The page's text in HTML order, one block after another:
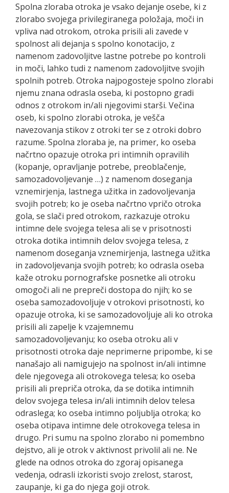
Spolna zloraba otroka je vsako dejanje osebe, ki z
zlorabo svojega privilegiranega položaja, moči in
vpliva nad otrokom, otroka prisili ali zavede v
spolnost ali dejanja s spolno konotacijo, z
namenom zadovoljitve lastne potrebe po kontroli
in moči, lahko tudi z namenom zadovoljitve svojih
spolnih potreb. Otroka najpogosteje spolno zlorabi
njemu znana odrasla oseba, ki postopno gradi
odnos z otrokom in/ali njegovimi starši. Večina
oseb, ki spolno zlorabi otroka, je vešča
navezovanja stikov z otroki ter se z otroki dobro
razume. Spolna zloraba je, na primer, ko oseba
načrtno opazuje otroka pri intimnih opravilih
(kopanje, opravljanje potrebe, preoblačenje,
samozadovoljevanje …) z namenom doseganja
vznemirjenja, lastnega užitka in zadovoljevanja
svojih potreb; ko je oseba načrtno vpričo otroka
gola, se slači pred otrokom, razkazuje otroku
intimne dele svojega telesa ali se v prisotnosti
otroka dotika intimnih delov svojega telesa, z
namenom doseganja vznemirjenja, lastnega užitka
in zadovoljevanja svojih potreb; ko odrasla oseba
kaže otroku pornografske posnetke ali otroku
omogoči ali ne prepreči dostopa do njih; ko se
oseba samozadovoljuje v otrokovi prisotnosti, ko
opazuje otroka, ki se samozadovoljuje ali ko otroka
prisili ali zapelje k vzajemnemu
samozadovoljevanju; ko oseba otroku ali v
prisotnosti otroka daje neprimerne pripombe, ki se
nanašajo ali namigujejo na spolnost in/ali intimne
dele njegovega ali otrokovega telesa; ko oseba
prisili ali prepriča otroka, da se dotika intimnih
delov svojega telesa in/ali intimnih delov telesa
odraslega; ko oseba intimno poljublja otroka; ko
oseba otipava intimne dele otrokovega telesa in
drugo. Pri sumu na spolno zlorabo ni pomembno
dejstvo, ali je otrok v aktivnost privolil ali ne. Ne
glede na odnos otroka do zgoraj opisanega
vedenja, odrasli izkoristi svojo zrelost, starost,
zaupanje, ki ga do njega goji otrok.